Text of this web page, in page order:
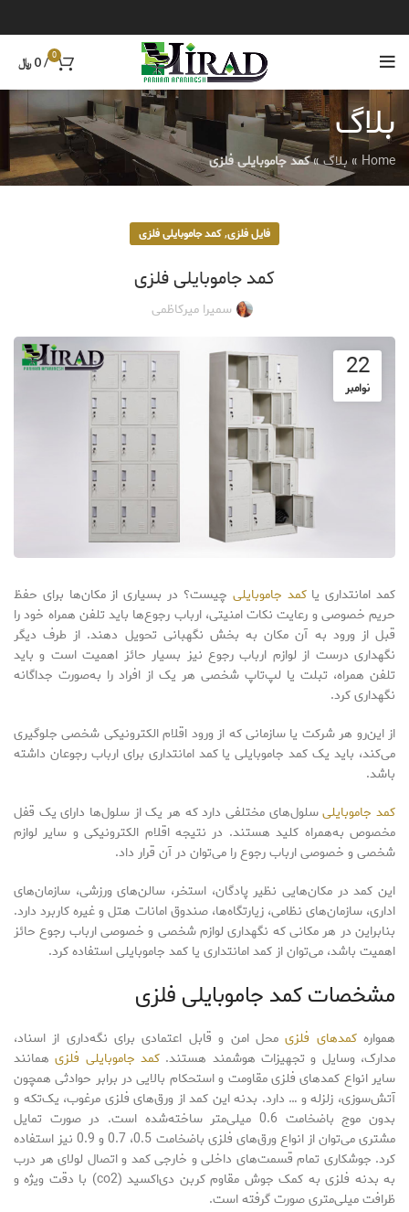
0
/
0 ﷼
بلاگ
Home
»بلاگ»کمد جاموبایلی فلزی
فایل فلزی,کمد جاموبایلی فلزی
کمد جاموبایلی فلزی
سمیرا میرکاظمی
22
نوامبر
کمد امانتداری یاکمد جاموبایلی چیست؟ در بسیاری از مکان‌ها برای حفظ
حریم خصوصی و رعایت نکات امنیتی، ارباب رجوع‌ها باید تلفن همراه خود را
قبل از ورود به آن مکان به بخش نگهبانی تحویل دهند. از طرف دیگر
نگهداری درست از لوازم ارباب رجوع نیز بسیار حائز اهمیت است و باید
تلفن همراه، تبلت یا لپ‌تاپ شخصی هر یک از افراد را به‌صورت جداگانه
نگهداری کرد.
از این‌رو هر شرکت یا سازمانی که از ورود اقلام الکترونیکی شخصی جلوگیری
می‌کند، باید یک کمد جاموبایلی یا کمد امانتداری برای ارباب رجوعان داشته
باشد.
کمد جاموبایلیسلول‌های مختلفی دارد که هر یک از سلول‌ها دارای یک قفل
مخصوص به‌همراه کلید هستند. در نتیجه اقلام الکترونیکی و سایر لوازم
شخصی و خصوصی ارباب رجوع را می‌توان در آن قرار داد.
این کمد در مکان‌هایی نظیر پادگان، استخر، سالن‌های ورزشی، سازمان‌های
اداری، سازمان‌های نظامی، زیارتگاه‌ها، صندوق امانات هتل و غیره کاربرد دارد.
بنابراین در هر مکانی که نگهداری لوازم شخصی و خصوصی ارباب رجوع حائز
اهمیت باشد، می‌توان از کمد امانتداری یا کمد جاموبایلی استفاده کرد.
مشخصات کمد جاموبایلی فلزی
هموارهکمدهای فلزیمحل امن و قابل اعتمادی برای نگه‌داری از اسناد،
مدارک، وسایل و تجهیزات هوشمند هستند. کمد جاموبایلی فلزیهمانند
سایر انواع کمدهای فلزی مقاومت و استحکام بالایی در برابر حوادثی همچون
آتش‌سوزی، زلزله و … دارد. بدنه این کمد از ورق‌های فلزی مرغوب، یک‌تکه و
بدون موج باضخامت 0.6 میلی‌متر ساخته‌شده است. در صورت تمایل
مشتری می‌توان از انواع ورق‌های فلزی باضخامت 0.5، 0.7 و 0.9 نیز استفاده
کرد. جوشکاری تمام قسمت‌های داخلی و خارجی کمد و اتصال لولای هر درب
به بدنه فلزی به کمک جوش مقاوم کربن دی‌اکسید (co2) با دقت ویژه و
ظرافت میلی‌متری صورت گرفته است.